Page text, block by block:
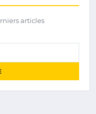
articles